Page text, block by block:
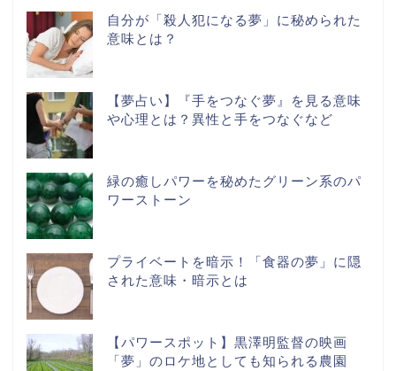
自分が「殺人犯になる夢」に秘められた
意味とは？
【夢占い】『手をつなぐ夢』を見る意味
や心理とは？異性と手をつなぐなど
緑の癒しパワーを秘めたグリーン系のパ
ワーストーン
プライベートを暗示！「食器の夢」に隠
された意味・暗示とは
【パワースポット】黒澤明監督の映画
「夢」のロケ地としても知られる農園